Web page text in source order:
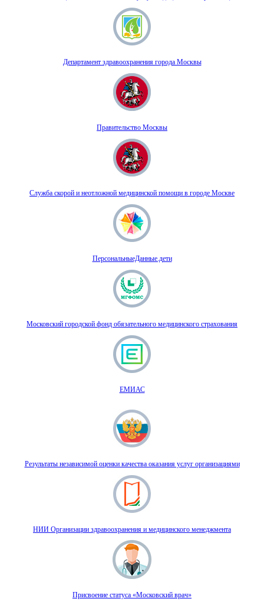
Департамент здравоохранения города Москвы
Правительство Москвы
Служба скорой и неотложной медицинской помощи в городе Москве
ПерсональныеДанные.дети
Московский городской фонд обязательного медицинского страхования
ЕМИАС
Результаты независимой оценки качества оказания услуг организациями
НИИ Организации здравоохранения и медицинского менеджмента
Присвоение статуса «Московский врач»